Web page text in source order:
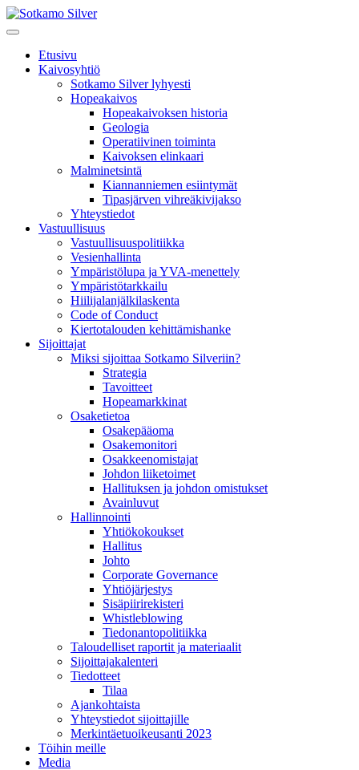
Etusivu
Kaivosyhtiö
Sotkamo Silver lyhyesti
Hopeakaivos
Hopeakaivoksen historia
Geologia
Operatiivinen toiminta
Kaivoksen elinkaari
Malminetsintä
Kiannanniemen esiintymät
Tipasjärven vihreäkivijakso
Yhteystiedot
Vastuullisuus
Vastuullisuuspolitiikka
Vesienhallinta
Ympäristölupa ja YVA-menettely
Ympäristötarkkailu
Hiilijalanjälkilaskenta
Code of Conduct
Kiertotalouden kehittämishanke
Sijoittajat
Miksi sijoittaa Sotkamo Silveriin?
Strategia
Tavoitteet
Hopeamarkkinat
Osaketietoa
Osakepääoma
Osakemonitori
Osakkeenomistajat
Johdon liiketoimet
Hallituksen ja johdon omistukset
Avainluvut
Hallinnointi
Yhtiökokoukset
Hallitus
Johto
Corporate Governance
Yhtiöjärjestys
Sisäpiirirekisteri
Whistleblowing
Tiedonantopolitiikka
Taloudelliset raportit ja materiaalit
Sijoittajakalenteri
Tiedotteet
Tilaa
Ajankohtaista
Yhteystiedot sijoittajille
Merkintäetuoikeusanti 2023
Töihin meille
Media